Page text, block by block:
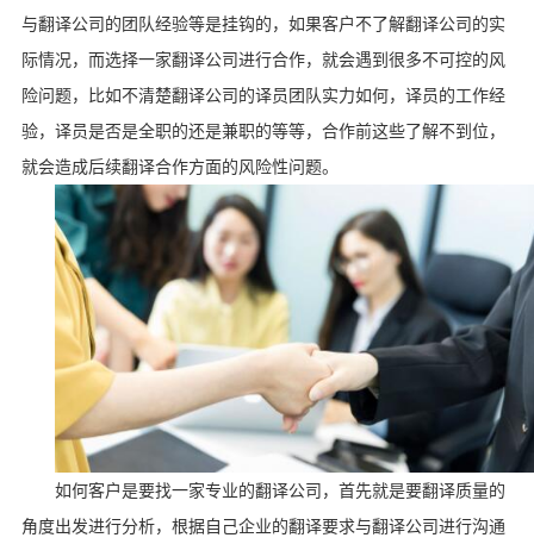
与翻译公司的团队经验等是挂钩的，如果客户不了解翻译公司的实
际情况，而选择一家翻译公司进行合作，就会遇到很多不可控的风
险问题，比如不清楚翻译公司的译员团队实力如何，译员的工作经
验，译员是否是全职的还是兼职的等等，合作前这些了解不到位，
就会造成后续翻译合作方面的风险性问题。
如何客户是要找一家专业的翻译公司，首先就是要翻译质量的
角度出发进行分析，根据自己企业的翻译要求与翻译公司进行沟通